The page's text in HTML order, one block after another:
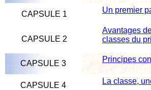
CAPSULE 1 Un premier
CAPSULE 2
Avantages
classes du
CAPSULE 3 Principes
CAPSULE 4 La classe,